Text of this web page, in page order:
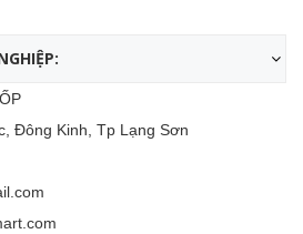
Đông Kinh, Tp Lạng Sơn